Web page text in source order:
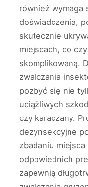
również wymaga
doświadczenia,
skutecznie
miejscach, co
skomplikowaną.
zwalczania
pozbyć się nie
uciążliwych
czy karaczany.
dezynsekcyjne
zbadaniu
odpowiednich
zapewnią